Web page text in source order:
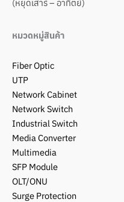
(หยุดเสาร์ – อาทิตย์)
หมวดหมู่สินค้า
Fiber Optic
UTP
Network Cabinet
Network Switch
Industrial Switch
Media Converter
Multimedia
SFP Module
OLT/ONU
Surge Protection